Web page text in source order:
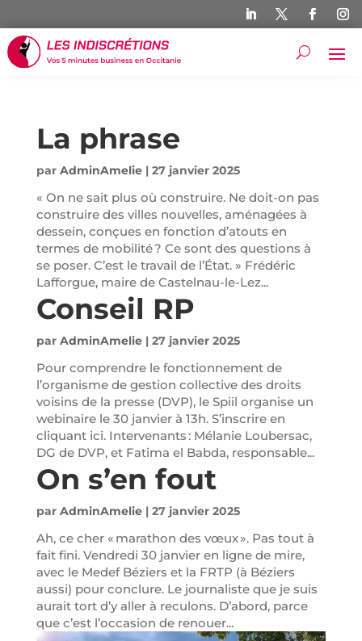
La phrase
par AdminAmelie| 27 janvier 2025
« On ne sait plus où construire. Ne doit-on pas
construire des villes nouvelles, aménagées à
dessein, conçues en fonction d’atouts en
termes de mobilité ? Ce sont des questions à
se poser. C’est le travail de l’État. » Frédéric
Lafforgue, maire de Castelnau-le-Lez...
Conseil RP
par AdminAmelie| 27 janvier 2025
Pour comprendre le fonctionnement de
l’organisme de gestion collective des droits
voisins de la presse (DVP), le Spiil organise un
webinaire le 30 janvier à 13h. S’inscrire en
cliquant ici. Intervenants : Mélanie Loubersac,
DG de DVP, et Fatima el Babda, responsable...
On s’en fout
par AdminAmelie| 27 janvier 2025
Ah, ce cher « marathon des vœux ». Pas tout à
fait fini. Vendredi 30 janvier en ligne de mire,
avec le Medef Béziers et la FRTP (à Béziers
aussi) pour conclure. Le journaliste que je suis
aurait tort d’y aller à reculons. D’abord, parce
que c’est l’occasion de renouer...